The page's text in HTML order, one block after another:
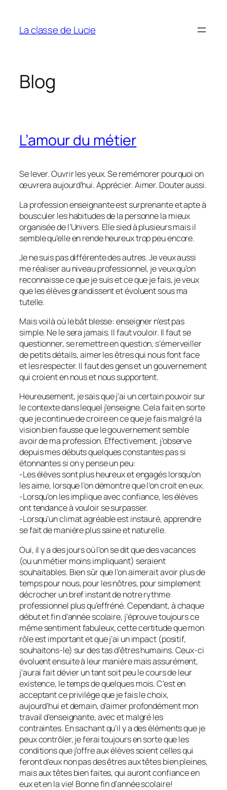
contenu
La classe de Lucie
Blog
L’amour du métier
Se lever. Ouvrir les yeux. Se remémorer pourquoi on
œuvrera aujourd’hui. Apprécier. Aimer. Douter aussi.
La profession enseignante est surprenante et apte à
bousculer les habitudes de la personne la mieux
organisée de l’Univers. Elle sied à plusieurs mais il
semble qu’elle en rende heureux trop peu encore.
Je ne suis pas différente des autres. Je veux aussi
me réaliser au niveau professionnel, je veux qu’on
reconnaisse ce que je suis et ce que je fais, je veux
que les élèves grandissent et évoluent sous ma
tutelle.
Mais voilà où le bât blesse: enseigner n’est pas
simple. Ne le sera jamais. Il faut vouloir. Il faut se
questionner, se remettre en question, s’émerveiller
de petits détails, aimer les êtres qui nous font face
et les respecter. Il faut des gens et un gouvernement
qui croient en nous et nous supportent.
Heureusement, je sais que j’ai un certain pouvoir sur
le contexte dans lequel j’enseigne. Cela fait en sorte
que je continue de croire en ce que je fais malgré la
vision bien fausse que le gouvernement semble
avoir de ma profession. Effectivement, j’observe
depuis mes débuts quelques constantes pas si
étonnantes si on y pense un peu:
-Les élèves sont plus heureux et engagés lorsqu’on
les aime, lorsque l’on démontre que l’on croit en eux.
-Lorsqu’on les implique avec confiance, les élèves
ont tendance à vouloir se surpasser.
-Lorsqu’un climat agréable est instauré, apprendre
se fait de manière plus saine et naturelle.
Oui, il y a des jours où l’on se dit que des vacances
(ou un métier moins impliquant) seraient
souhaitables. Bien sûr que l’on aimerait avoir plus de
temps pour nous, pour les nôtres, pour simplement
décrocher un bref instant de notre rythme
professionnel plus qu’effréné. Cependant, à chaque
début et fin d’année scolaire, j’éprouve toujours ce
même sentiment fabuleux, cette certitude que mon
rôle est important et que j’ai un impact (positif,
souhaitons-le) sur des tas d’êtres humains. Ceux-ci
évoluent ensuite à leur manière mais assurément,
j’aurai fait dévier un tant soit peu le cours de leur
existence, le temps de quelques mois. C’est en
acceptant ce privilège que je fais le choix,
aujourd’hui et demain, d’aimer profondément mon
travail d’enseignante, avec et malgré les
contraintes. En sachant qu’il y a des éléments que je
peux contrôler, je ferai toujours en sorte que les
conditions que j’offre aux élèves soient celles qui
feront d’eux non pas des êtres aux têtes bien pleines,
mais aux têtes bien faites, qui auront confiance en
eux et en la vie! Bonne fin d’année scolaire!